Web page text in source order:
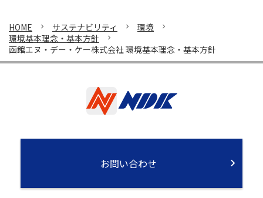
HOME サステナビリティ
環境
環境基本理念・基本方針
函館エヌ・デー・ケー株式会社 環境基本理念・基本方針
お問い合わせ